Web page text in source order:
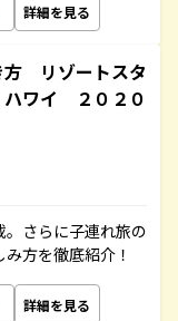
詳細を見る
リゾートスタ
ワイ ２０２０
さらに子連れ旅の
方を徹底紹介！
詳細を見る